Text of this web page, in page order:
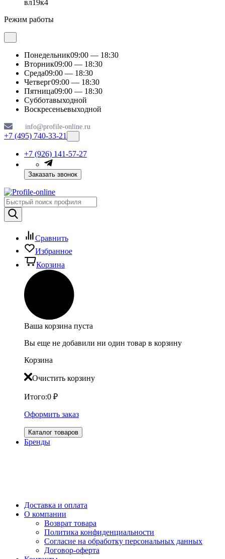
вл19к4
Режим работы
Понедельник09:00 — 18:30
Вторник09:00 — 18:30
Среда09:00 — 18:30
Четверг09:00 — 18:30
Пятница09:00 — 18:30
Субботавыходной
Воскресеньевыходной
info@profile-online.ru
+7 (495) 740-33-21
+7 (926) 141-57-27
Заказать звонок
Сравнить
Избранное
Корзина
Ваша корзина пуста
Вы еще не добавили ни один товар в корзину
Корзина
Очистить корзину
Итого:0 ₽
Оформить заказ
Каталог товаров
Бренды
Доставка и оплата
О компании
Возврат товара
Политика конфиденциальности
Согласие на обработку персональных данных
Договор-оферта